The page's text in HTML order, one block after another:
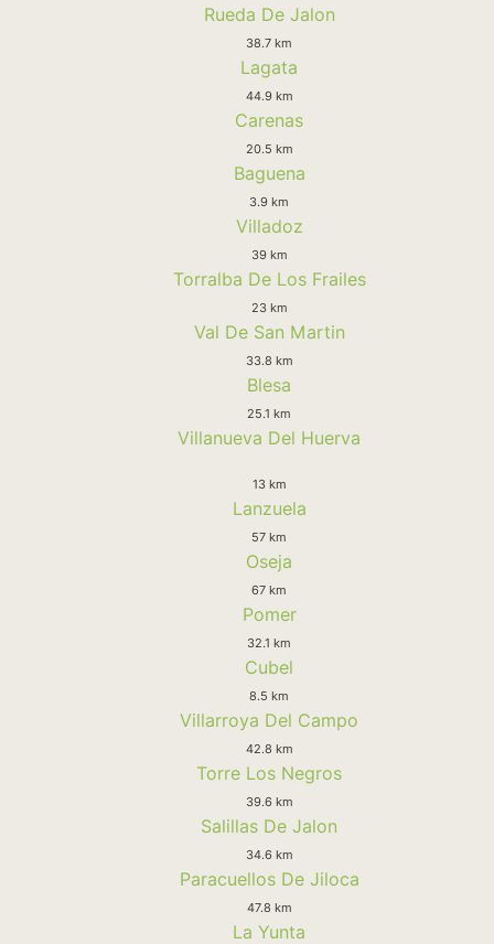
Rueda De Jalon
38.7 km
Lagata
44.9 km
Carenas
20.5 km
Baguena
3.9 km
Villadoz
39 km
Torralba De Los Frailes
23 km
Val De San Martin
33.8 km
Blesa
25.1 km
Villanueva Del Huerva
13 km
Lanzuela
57 km
Oseja
67 km
Pomer
32.1 km
Cubel
8.5 km
Villarroya Del Campo
42.8 km
Torre Los Negros
39.6 km
Salillas De Jalon
34.6 km
Paracuellos De Jiloca
47.8 km
La Yunta